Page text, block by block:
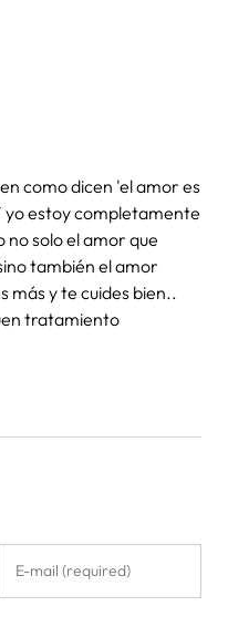
como dicen 'el amor es
yo estoy completamente
solo el amor que
también el amor
más y te cuides bien..
tratamiento